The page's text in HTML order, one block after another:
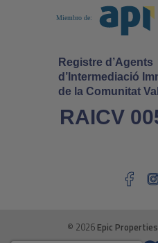
© 2026 Epic Properties